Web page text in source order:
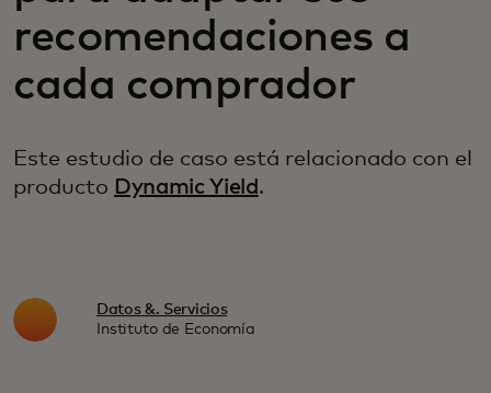
recomendaciones a
cada comprador
Este estudio de caso está relacionado con el
producto Dynamic Yield .
Datos &. Servicios
Instituto de Economía